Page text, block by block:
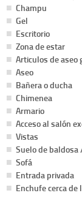
Champu
Gel
Escritorio
Zona de estar
Articulos de aseo
Aseo
Bañera o ducha
Chimenea
Armario
Acceso al salón
Vistas
Suelo de baldosa
Sofá
Entrada privada
Enchufe cerca de